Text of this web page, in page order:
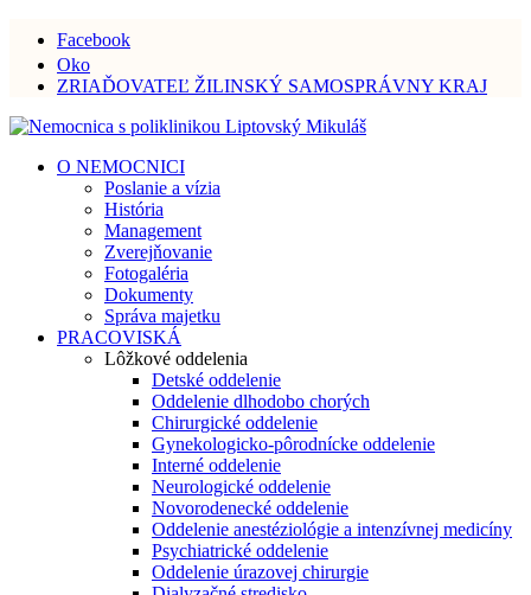
Facebook
Oko
ZRIAĎOVATEĽ ŽILINSKÝ SAMOSPRÁVNY KRAJ
O NEMOCNICI
Poslanie a vízia
História
Management
Zverejňovanie
Fotogaléria
Dokumenty
Správa majetku
PRACOVISKÁ
Lôžkové oddelenia
Detské oddelenie
Oddelenie dlhodobo chorých
Chirurgické oddelenie
Gynekologicko-pôrodnícke oddelenie
Interné oddelenie
Neurologické oddelenie
Novorodenecké oddelenie
Oddelenie anestéziológie a intenzívnej medicíny
Psychiatrické oddelenie
Oddelenie úrazovej chirurgie